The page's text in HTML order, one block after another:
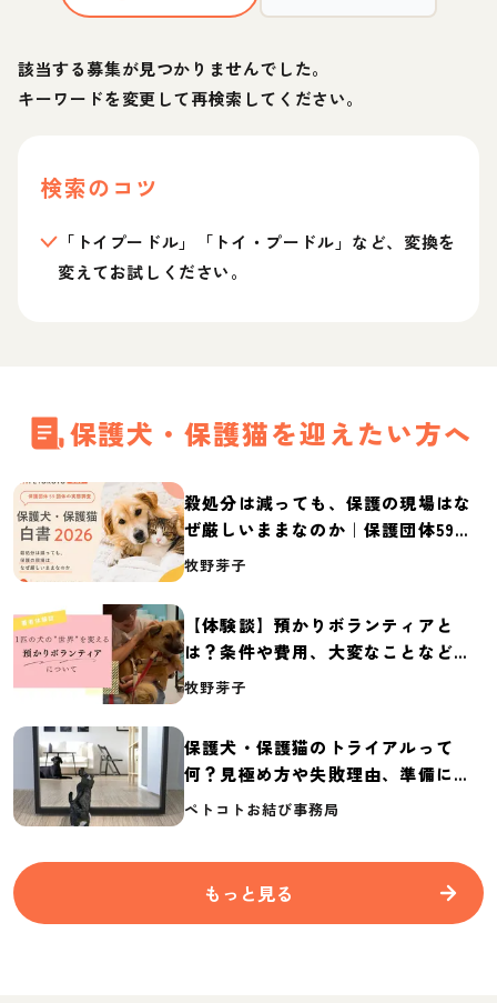
該当する募集が見つかりませんでした。
キーワードを変更して再検索してください。
検索のコツ
「トイプードル」「トイ・プードル」など、変換を
変えてお試しください。
保護犬・保護猫を迎えたい方へ
殺処分は減っても、保護の現場はな
ぜ厳しいままなのか｜保護団体59団
体の実態調査【保護犬・保護猫白書
牧野芽子
【体験談】預かりボランティアと
は？条件や費用、大変なことなど紹
介
牧野芽子
保護犬・保護猫のトライアルって
何？見極め方や失敗理由、準備に必
要なものを紹介
ペトコトお結び事務局
もっと見る